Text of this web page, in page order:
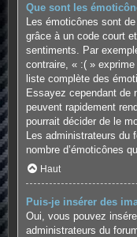
Que sont les
Les émoticônes sont
grâce à un code court
sentiments. Par
contraire, « :( »
liste complète des
Essayez cependant de
peuvent rapidement
pourrait décider de le
Les administrateurs
nombre d’émoticônes
Haut
Puis-je insérer des
Oui, vous pouvez
administrateurs du